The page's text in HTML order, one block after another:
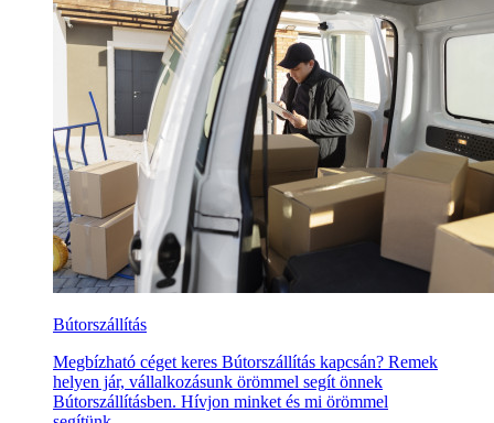
Bútorszállítás
Megbízható céget keres Bútorszállítás kapcsán? Remek
helyen jár, vállalkozásunk örömmel segít önnek
Bútorszállításben. Hívjon minket és mi örömmel